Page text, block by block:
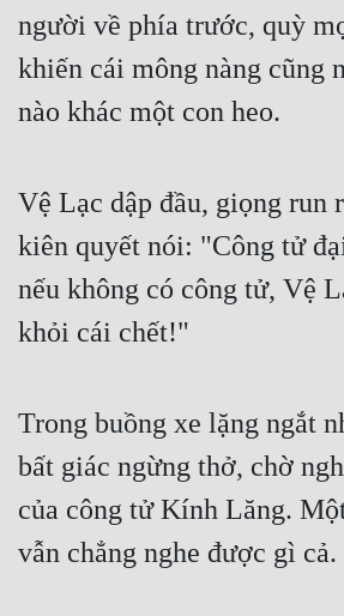
người về phía trước, quỳ
khiến cái mông nàng cũng
nào khác một con heo.
Vệ Lạc dập đầu, giọng run
kiên quyết nói: "Công tử
nếu không có công tử, Vệ
khỏi cái chết!"
Trong buồng xe lặng ngắt
bất giác ngừng thở, chờ
của công tử Kính Lăng.
vẫn chẳng nghe được gì cả.